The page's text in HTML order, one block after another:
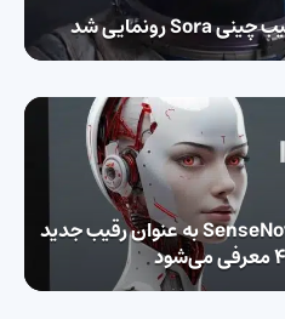
هوش مصنوعی چینی SenseNova 5.0 به عنوان رقیب جدید